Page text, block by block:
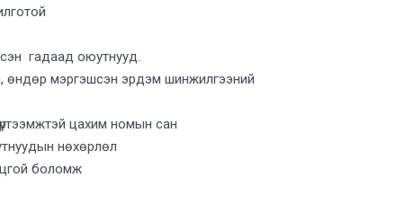
гадаад оюутнууд.
өндөр мэргэшсэн эрдэм шинжилгээний
цахим номын сан
нөхөрлөл
боломж